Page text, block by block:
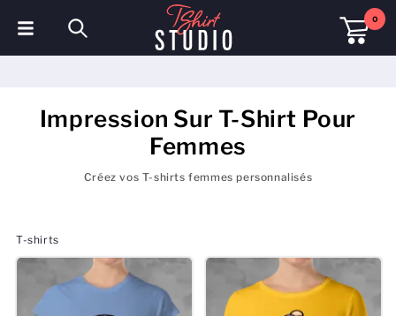
0
Vêtements de sport
Vêtements de travail
Impression Sur T-Shirt Pour
Femmes
Créez vos T-shirts femmes personnalisés
T-shirts